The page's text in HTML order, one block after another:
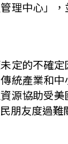
理中心」
定的不確
統產業和
源協助受
朋友度過難